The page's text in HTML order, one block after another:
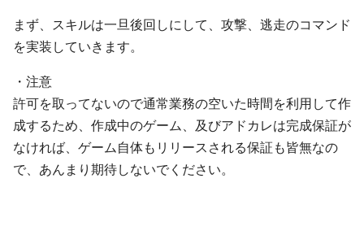
まず、スキルは一旦後回しにして、攻撃、逃走のコマンド
を実装していきます。
・注意
許可を取ってないので通常業務の空いた時間を利用して作
成するため、作成中のゲーム、及びアドカレは完成保証が
なければ、ゲーム自体もリリースされる保証も皆無なの
で、あんまり期待しないでください。